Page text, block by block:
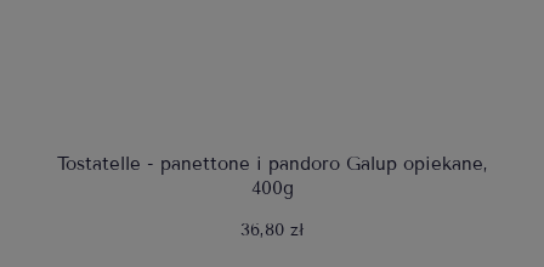
Tostatelle - panettone i pandoro Galup opiekane,
400g
36,80 zł